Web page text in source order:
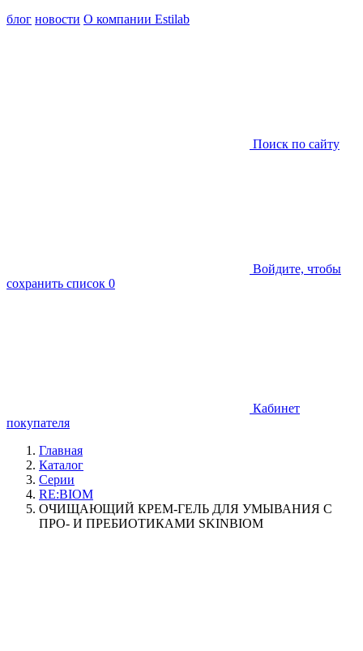
блог новости О компании Estilab
Поиск по сайту
Войдите, чтобы
сохранить список 0
Кабинет
покупателя
Главная
Каталог
Серии
RE:BIOM
ОЧИЩАЮЩИЙ КРЕМ-ГЕЛЬ ДЛЯ УМЫВАНИЯ C
ПРО- И ПРЕБИОТИКАМИ SKINBIOM